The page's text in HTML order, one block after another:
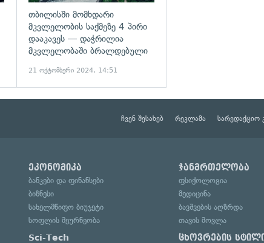
თბილისში მომხდარი
მკვლელობის საქმეზე 4 პირი
დააკავეს — დაჭრილია
მკვლელობაში ბრალდებული
21 ოქტომბერი 2024, 14:51
ჩვენ შესახებ რეკლამა სარედაქციო
ეკონომიკა
ბანკები და ფინანსები
ბიზნესი
სახელმწიფო ბიუჯეტი
სოფლის მეურნეობა
Sci-Tech
ჯანმრთელობა
ფსიქოლოგია
მედიცინა
ბავშვების აღზრდა
თავის მოვლა
ცხოვრების